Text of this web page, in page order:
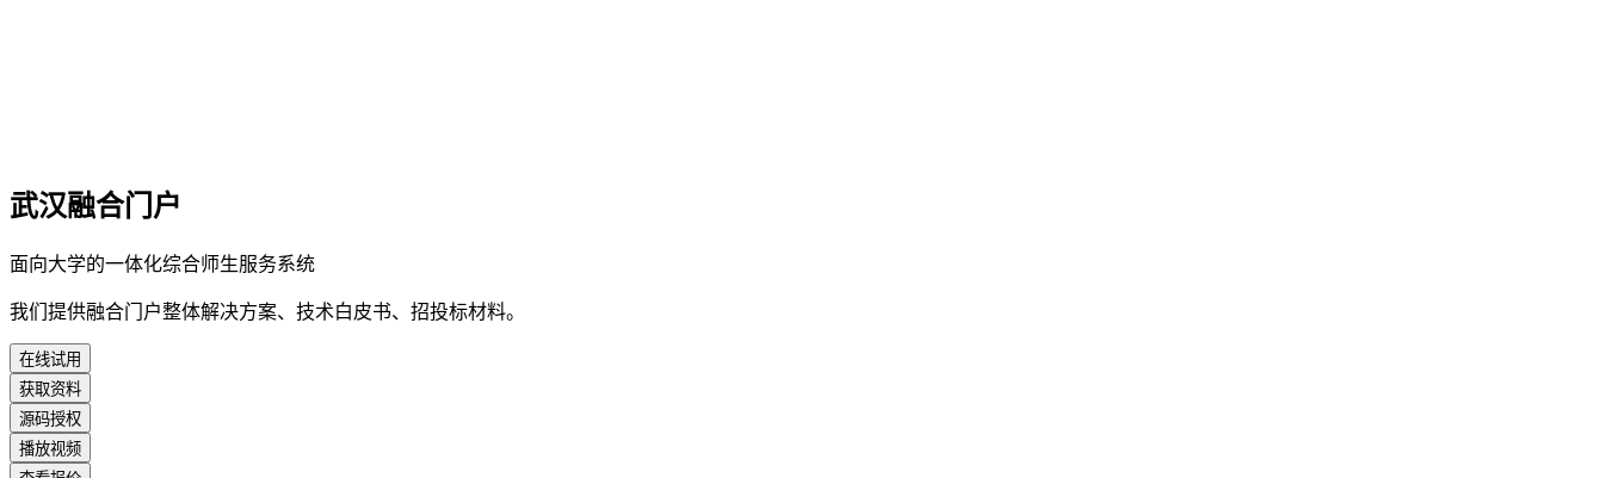
武汉融合门户
面向大学的一体化综合师生服务系统
我们提供融合门户整体解决方案、技术白皮书、招投标材料。
在线试用
获取资料
源码授权
播放视频